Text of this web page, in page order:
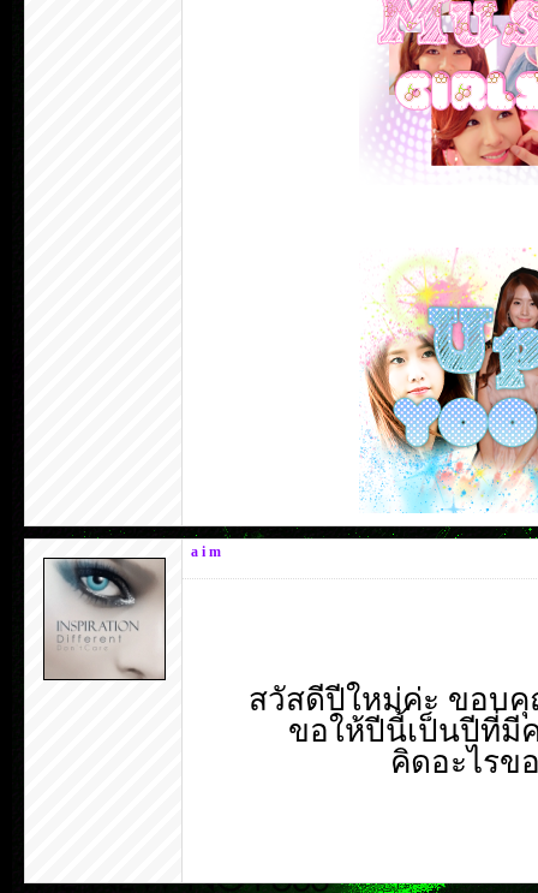
a i m
สวัสดีปีใหม่ค่ะ ขอบ
ขอให้ปีนี้เป็นปีที่มี
คิดอะไรข